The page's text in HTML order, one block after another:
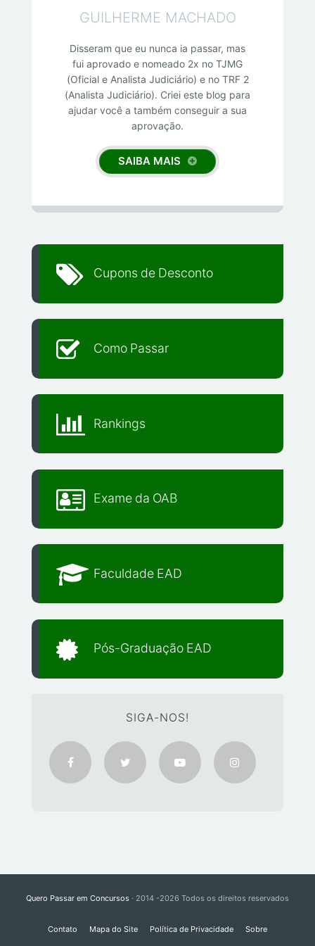
GUILHERME MACHADO
Disseram que eu nunca ia passar, mas
fui aprovado e nomeado 2x no TJMG
(Oficial e Analista Judiciário) e no TRF 2
(Analista Judiciário). Criei este blog para
ajudar você a também conseguir a sua
aprovação.
SAIBA MAIS
Cupons de Desconto
Como Passar
Rankings
Exame da OAB
Faculdade EAD
Pós-Graduação EAD
SIGA-NOS!
Quero Passar em Concursos · 2014 -2026 Todos os direitos reservados
Contato Mapa do Site Política de Privacidade Sobre